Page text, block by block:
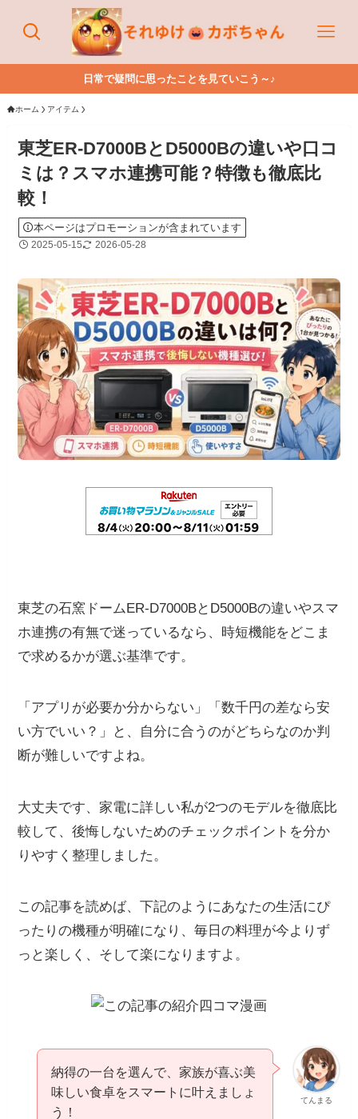
日常で疑問に思ったことを見ていこう～♪
ホーム アイテム
東芝ER-D7000BとD5000Bの違いや口コ
ミは？スマホ連携可能？特徴も徹底比
較！
本ページはプロモーションが含まれています
2025-05-15 2026-05-28
東芝の石窯ドームER-D7000BとD5000Bの違いやスマ
ホ連携の有無で迷っているなら、時短機能をどこま
で求めるかが選ぶ基準です。
「アプリが必要か分からない」「数千円の差なら安
い方でいい？」と、自分に合うのがどちらなのか判
断が難しいですよね。
大丈夫です、家電に詳しい私が2つのモデルを徹底比
較して、後悔しないためのチェックポイントを分か
りやすく整理しました。
この記事を読めば、下記のようにあなたの生活にぴ
ったりの機種が明確になり、毎日の料理が今よりず
っと楽しく、そして楽になりますよ。
てんまる
納得の一台を選んで、家族が喜ぶ美
味しい食卓をスマートに叶えましょ
う！